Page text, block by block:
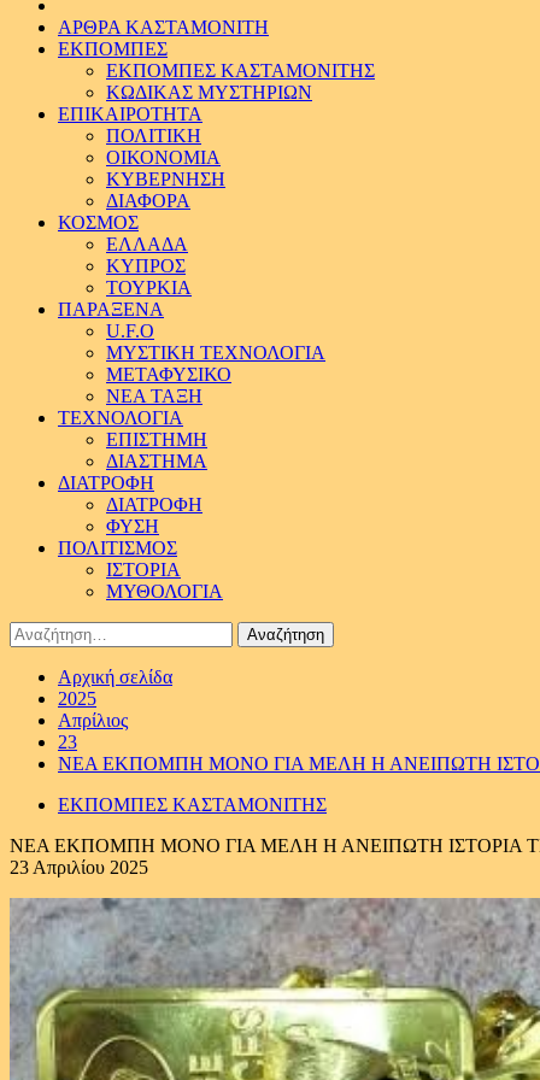
ΑΡΘΡΑ ΚΑΣΤΑΜΟΝΙΤΗ
ΕΚΠΟΜΠΕΣ
ΕΚΠΟΜΠΕΣ ΚΑΣΤΑΜΟΝΙΤΗΣ
ΚΩΔΙΚΑΣ ΜΥΣΤΗΡΙΩΝ
ΕΠΙΚΑΙΡΟΤΗΤΑ
ΠΟΛΙΤΙΚΗ
ΟΙΚΟΝΟΜΙΑ
ΚΥΒΕΡΝΗΣΗ
ΔΙΑΦΟΡΑ
ΚΟΣΜΟΣ
ΕΛΛΑΔΑ
ΚΥΠΡΟΣ
ΤΟΥΡΚΙΑ
ΠΑΡΑΞΕΝΑ
U.F.O
ΜΥΣΤΙΚΗ ΤΕΧΝΟΛΟΓΙΑ
ΜΕΤΑΦΥΣΙΚΟ
ΝΕΑ ΤΑΞΗ
ΤΕΧΝΟΛΟΓΙΑ
ΕΠΙΣΤΗΜΗ
ΔΙΑΣΤΗΜΑ
ΔΙΑΤΡΟΦΗ
ΔΙΑΤΡΟΦΗ
ΦΥΣΗ
ΠΟΛΙΤΙΣΜΟΣ
ΙΣΤΟΡΙΑ
ΜΥΘΟΛΟΓΙΑ
Αναζήτηση
για:
Αρχική σελίδα
2025
Απρίλιος
23
ΝΕΑ ΕΚΠΟΜΠΗ ΜΟΝΟ ΓΙΑ ΜΕΛΗ Η ΑΝΕΙΠΩΤΗ
ΕΚΠΟΜΠΕΣ ΚΑΣΤΑΜΟΝΙΤΗΣ
ΝΕΑ ΕΚΠΟΜΠΗ ΜΟΝΟ ΓΙΑ ΜΕΛΗ Η ΑΝΕΙΠΩΤΗ ΙΣΤΟΡΙΑ
23 Απριλίου 2025